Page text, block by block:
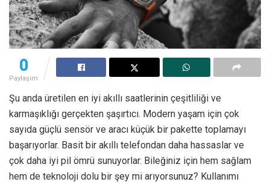
0
Paylaşım
Şu anda üretilen en iyi akıllı saatlerinin çeşitliliği ve
karmaşıklığı gerçekten şaşırtıcı. Modern yaşam için çok
sayıda güçlü sensör ve aracı küçük bir pakette toplamayı
başarıyorlar. Basit bir akıllı telefondan daha hassaslar ve
çok daha iyi pil ömrü sunuyorlar. Bileğiniz için hem sağlam
hem de teknoloji dolu bir şey mi arıyorsunuz? Kullanımı